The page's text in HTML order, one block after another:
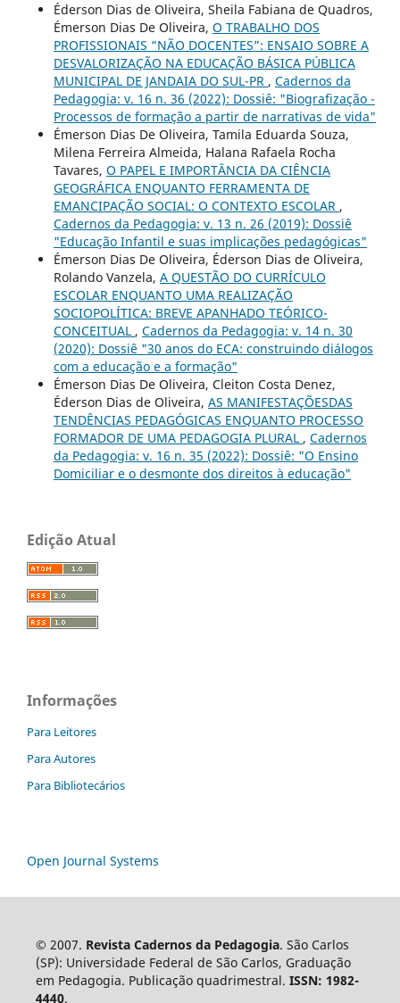
Éderson Dias de Oliveira, Sheila Fabiana de Quadros,
Émerson Dias De Oliveira, O TRABALHO DOS
PROFISSIONAIS “NÃO DOCENTES”: ENSAIO SOBRE A
DESVALORIZAÇÃO NA EDUCAÇÃO BÁSICA PÚBLICA
MUNICIPAL DE JANDAIA DO SUL-PR , Cadernos da
Pedagogia: v. 16 n. 36 (2022): Dossiê: "Biografização -
Processos de formação a partir de narrativas de vida"
Émerson Dias De Oliveira, Tamila Eduarda Souza,
Milena Ferreira Almeida, Halana Rafaela Rocha
Tavares, O PAPEL E IMPORTÂNCIA DA CIÊNCIA
GEOGRÁFICA ENQUANTO FERRAMENTA DE
EMANCIPAÇÃO SOCIAL: O CONTEXTO ESCOLAR ,
Cadernos da Pedagogia: v. 13 n. 26 (2019): Dossiê
"Educação Infantil e suas implicações pedagógicas"
Émerson Dias De Oliveira, Éderson Dias de Oliveira,
Rolando Vanzela, A QUESTÃO DO CURRÍCULO
ESCOLAR ENQUANTO UMA REALIZAÇÃO
SOCIOPOLÍTICA: BREVE APANHADO TEÓRICO-
CONCEITUAL , Cadernos da Pedagogia: v. 14 n. 30
(2020): Dossiê "30 anos do ECA: construindo diálogos
com a educação e a formação"
Émerson Dias De Oliveira, Cleiton Costa Denez,
Éderson Dias de Oliveira, AS MANIFESTAÇÕESDAS
TENDÊNCIAS PEDAGÓGICAS ENQUANTO PROCESSO
FORMADOR DE UMA PEDAGOGIA PLURAL , Cadernos
da Pedagogia: v. 16 n. 35 (2022): Dossiê: "O Ensino
Domiciliar e o desmonte dos direitos à educação"
Edição Atual
Informações
Para Leitores
Para Autores
Para Bibliotecários
Open Journal Systems
© 2007. Revista Cadernos da Pedagogia. São Carlos
(SP): Universidade Federal de São Carlos, Graduação
em Pedagogia. Publicação quadrimestral. ISSN: 1982-
4440.